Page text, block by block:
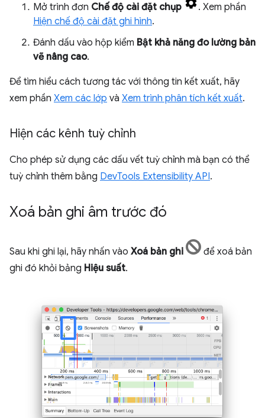
Mở trình đơn Chế độ cài đặt chụp
. Xem phần
Hiện chế độ cài đặt ghi hình.
Đánh dấu vào hộp kiểm Bật khả năng đo lường bản
vẽ nâng cao.
Để tìm hiểu cách tương tác với thông tin kết xuất, hãy
xem phần Xem các lớp và Xem trình phân tích kết xuất.
Hiện các kênh tuỳ chỉnh
Cho phép sử dụng các dấu vết tuỳ chỉnh mà bạn có thể
tuỳ chỉnh thêm bằng DevTools Extensibility API.
Xoá bản ghi âm trước đó
Sau khi ghi lại, hãy nhấn vào Xoá bản ghi
để xoá bản
ghi đó khỏi bảng Hiệu suất.